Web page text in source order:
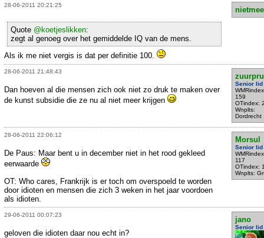
28-06-2011 20:21:25
Quote @koetjeslikken:
zegt al genoeg over het gemiddelde IQ van de mens.
Als ik me niet vergis is dat per definitie 100.
28-06-2011 21:48:43
Senior lid
159
OTindex:
Wnplts:
Dordrecht
Dan hoeven al die mensen zich ook niet zo druk te maken over
de kunst subsidie die ze nu al niet meer krijgen
28-06-2011 22:06:12
Morsul
Senior lid
117
OTindex:
Wnplts:
De Paus: Maar bent u in december niet in het rood gekleed
eerwaarde
OT: Who cares, Frankrijk is er toch om overspoeld te worden
door idioten en mensen die zich 3 weken in het jaar voordoen
als idioten.
29-06-2011 00:07:23
jano
Senior lid
geloven die idioten daar nou echt in?